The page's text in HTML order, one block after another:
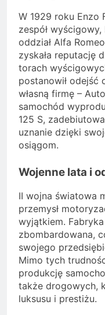
W 1929 roku Enzo
zespół
oddział Alfa
zyskała reputację
torach
postanowił odejść
własną firmę –
samochód
125 S,
uznanie dzięki
osiągom.
Wojenne lata i
II wojna światowa
przemysł
wyjątkiem.
zbombardowana,
swojego
Mimo tych
produkcję
także drogowych,
luksusu i prestiżu.